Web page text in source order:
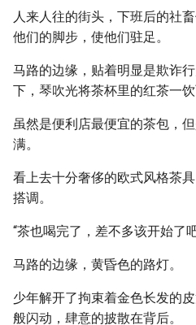
人来人往的街头，下班后的社
他们的脚步，使他们驻足。
马路的边缘，贴着明显是欺诈
下，琴吹光将茶杯里的红茶一饮
虽然是便利店最便宜的茶包，
满。
看上去十分奢侈的欧式风格茶
搭调。
“茶也喝完了，差不多该开始了
马路的边缘，黄昏色的路灯。
少年解开了拘束着金色长发的
般闪动，肆意的披散在背后。